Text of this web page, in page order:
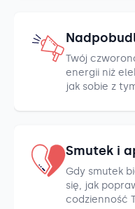
Twój
energii niż
jak sobie z
Smutek i
Gdy smutek
się, jak
codzienność